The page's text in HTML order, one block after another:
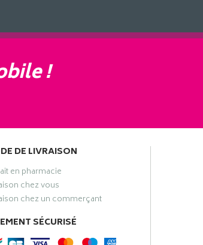
!
DE LIVRAISON
en pharmacie
chez vous
chez un commerçant
SÉCURISÉ